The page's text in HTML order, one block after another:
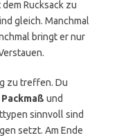
Rucksack zu
gleich. Manchmal
bringt er nur
zu treffen. Du
Packmaß und
sinnvoll sind
setzt. Am Ende